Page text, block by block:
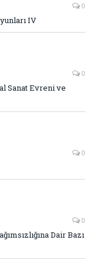
0
IV
0
Sanat Evreni ve
0
0
Dair Bazı